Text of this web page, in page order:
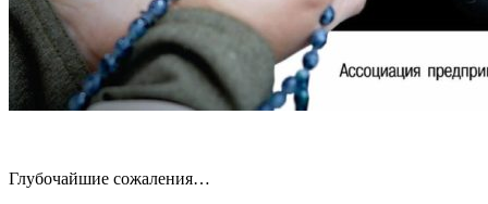
Глубочайшие сожаления…